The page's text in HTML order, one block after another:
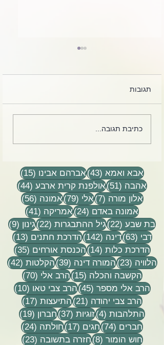
אני יוצא בעוד כמה דקות
תגובות
כתיבת תגובה...
אבא ואמא (43) 43 פוסטים
אברהם אבינו (15)
15 פוסטים
אהבה (51) 51 פוסטים
אולפנת קרית ארבע (44)
44 פוסטים
אלון מורה (7) 7 פוסטיםאלי (79) 79 פוסטים
אמונה (56)
56 פוסטים
אמונה באדם (24) 24 פוסטים
אמריקה (41)
41 פוסטים
בת שבע (22) 22 פוסטים
גיל ההתבגרות (22) 22 פוסטים
גינון (9)
9 פוסטים
דבי (63) 63 פוסטים
דינה (142) 142 פוסטים
הדרכת חתנים (13)
13 פוסטים
הדרכת כלות (14) 14 פוסטים
הכנסת אורחים (35)
35 פוסטים
הלוויה (23) 23 פוסטים
המורה דינה (39) 39 פוסטים
הקלטות (42)
42
הקשבה והכלה (15) 15 פוסטים
הרב אלי (70)
70 פוסטים
הרב אלי מספר (45) 45 פוסטים
הרב צבי טאו (10)
10 פוסטים
הרב צבי יהודה (21) 21 פוסטים
התיעצות (17)
17 פוסטים
התלהבות (4) 4 פוסטיםזוגיות (37) 37 פוסטים
חברון (19)
19 פוסטים
חברים (74) 74 פוסטים
חגים (17) 17 פוסטים
חולתה (24)
24 פוסטים
חוש הומור (8) 8 פוסטיםחזרה בתשובה (23)
23 פוסטים